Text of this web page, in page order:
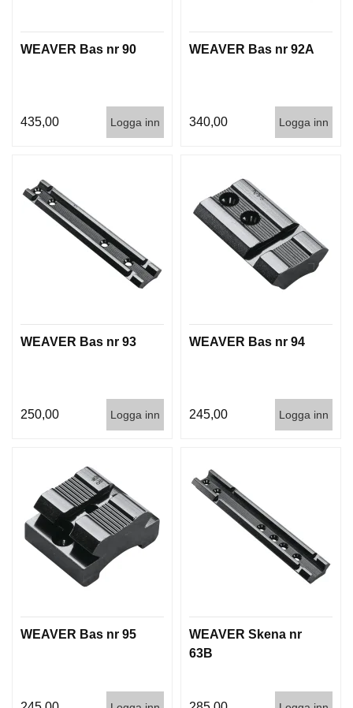
WEAVER Bas nr 90
435,00 Logga inn
WEAVER Bas nr 92A
340,00 Logga inn
WEAVER Bas nr 93
250,00 Logga inn
WEAVER Bas nr 94
245,00 Logga inn
WEAVER Bas nr 95
WEAVER Skena nr
63B